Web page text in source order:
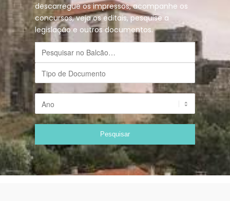
descarregue os impressos, acompanhe os
concursos, veja os editais, pesquise a
legislação e outros documentos.